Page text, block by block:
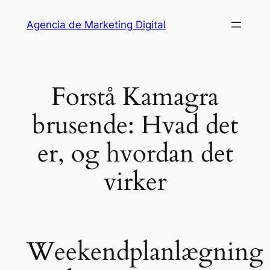
Agencia de Marketing Digital
Forstå Kamagra
brusende: Hvad det
er, og hvordan det
virker
Weekendplanlægning